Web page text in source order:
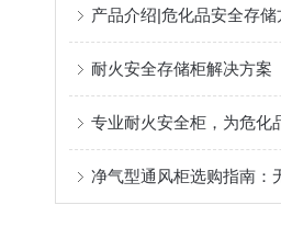
耐火安全存储柜解决方案